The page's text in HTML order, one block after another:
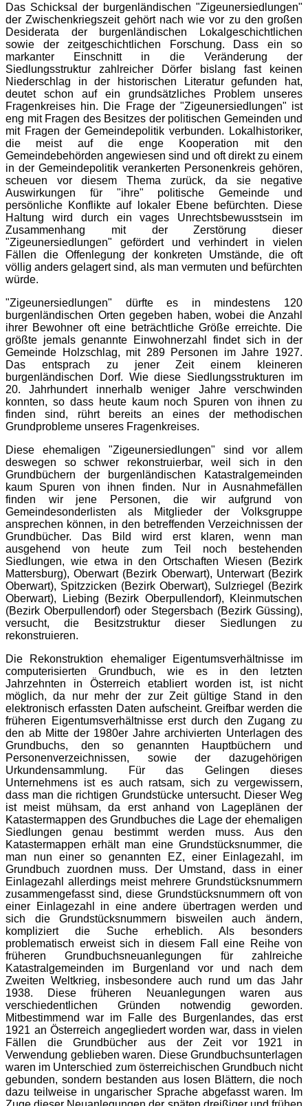
Das Schicksal der burgenländischen "Zigeunersiedlungen"
der Zwischenkriegszeit gehört nach wie vor zu den großen
Desiderata der burgenländischen Lokalgeschichtlichen
sowie der zeitgeschichtlichen Forschung. Dass ein so
markanter Einschnitt in die Veränderung der
Siedlungsstruktur zahlreicher Dörfer bislang fast keinen
Niederschlag in der historischen Literatur gefunden hat,
deutet schon auf ein grundsätzliches Problem unseres
Fragenkreises hin. Die Frage der "Zigeunersiedlungen" ist
eng mit Fragen des Besitzes der politischen Gemeinden und
mit Fragen der Gemeindepolitik verbunden. Lokalhistoriker,
die meist auf die enge Kooperation mit den
Gemeindebehörden angewiesen sind und oft direkt zu einem
in der Gemeindepolitik verankerten Personenkreis gehören,
scheuen vor diesem Thema zurück, da sie negative
Auswirkungen für "ihre" politische Gemeinde und
persönliche Konflikte auf lokaler Ebene befürchten. Diese
Haltung wird durch ein vages Unrechtsbewusstsein im
Zusammenhang mit der Zerstörung dieser
"Zigeunersiedlungen" gefördert und verhindert in vielen
Fällen die Offenlegung der konkreten Umstände, die oft
völlig anders gelagert sind, als man vermuten und befürchten
würde.
"Zigeunersiedlungen" dürfte es in mindestens 120
burgenländischen Orten gegeben haben, wobei die Anzahl
ihrer Bewohner oft eine beträchtliche Größe erreichte. Die
größte jemals genannte Einwohnerzahl findet sich in der
Gemeinde Holzschlag, mit 289 Personen im Jahre 1927.
Das entsprach zu jener Zeit einem kleineren
burgenländischen Dorf. Wie diese Siedlungsstrukturen im
20. Jahrhundert innerhalb weniger Jahre verschwinden
konnten, so dass heute kaum noch Spuren von ihnen zu
finden sind, rührt bereits an eines der methodischen
Grundprobleme unseres Fragenkreises.
Diese ehemaligen "Zigeunersiedlungen" sind vor allem
deswegen so schwer rekonstruierbar, weil sich in den
Grundbüchern der burgenländischen Katastralgemeinden
kaum Spuren von ihnen finden. Nur in Ausnahmefällen
finden wir jene Personen, die wir aufgrund von
Gemeindesonderlisten als Mitglieder der Volksgruppe
ansprechen können, in den betreffenden Verzeichnissen der
Grundbücher. Das Bild wird erst klaren, wenn man
ausgehend von heute zum Teil noch bestehenden
Siedlungen, wie etwa in den Ortschaften Wiesen (Bezirk
Mattersburg), Oberwart (Bezirk Oberwart), Unterwart (Bezirk
Oberwart), Spitzzicken (Bezirk Oberwart), Sulzriegel (Bezirk
Oberwart), Liebing (Bezirk Oberpullendorf), Kleinmutschen
(Bezirk Oberpullendorf) oder Stegersbach (Bezirk Güssing),
versucht, die Besitzstruktur dieser Siedlungen zu
rekonstruieren.
Die Rekonstruktion ehemaliger Eigentumsverhältnisse im
computerisierten Grundbuch, wie es in den letzten
Jahrzehnten in Österreich etabliert worden ist, ist nicht
möglich, da nur mehr der zur Zeit gültige Stand in den
elektronisch erfassten Daten aufscheint. Greifbar werden die
früheren Eigentumsverhältnisse erst durch den Zugang zu
den ab Mitte der 1980er Jahre archivierten Unterlagen des
Grundbuchs, den so genannten Hauptbüchern und
Personenverzeichnissen, sowie der dazugehörigen
Urkundensammlung. Für das Gelingen dieses
Unternehmens ist es auch ratsam, sich zu vergewissern,
dass man die richtigen Grundstücke untersucht. Dieser Weg
ist meist mühsam, da erst anhand von Lageplänen der
Katastermappen des Grundbuches die Lage der ehemaligen
Siedlungen genau bestimmt werden muss. Aus den
Katastermappen erhält man eine Grundstücksnummer, die
man nun einer so genannten EZ, einer Einlagezahl, im
Grundbuch zuordnen muss. Der Umstand, dass in einer
Einlagezahl allerdings meist mehrere Grundstücksnummern
zusammengefasst sind, diese Grundstücksnummern oft von
einer Einlagezahl in eine andere übertragen werden und
sich die Grundstücksnummern bisweilen auch ändern,
kompliziert die Suche erheblich. Als besonders
problematisch erweist sich in diesem Fall eine Reihe von
früheren Grundbuchsneuanlegungen für zahlreiche
Katastralgemeinden im Burgenland vor und nach dem
Zweiten Weltkrieg, insbesondere auch rund um das Jahr
1938. Diese früheren Neuanlegungen waren aus
verschiedentlichen Gründen notwendig geworden.
Mitbestimmend war im Falle des Burgenlandes, das erst
1921 an Österreich angegliedert worden war, dass in vielen
Fällen die Grundbücher aus der Zeit vor 1921 in
Verwendung geblieben waren. Diese Grundbuchsunterlagen
waren im Unterschied zum österreichischen Grundbuch nicht
gebunden, sondern bestanden aus losen Blättern, die noch
dazu teilweise in ungarischer Sprache abgefasst waren. Im